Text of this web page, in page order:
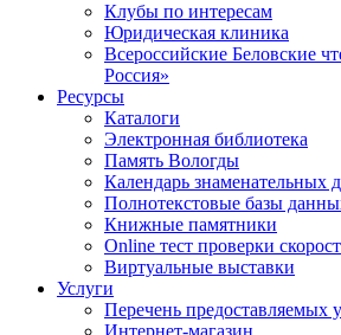
Клубы по интересам
Юридическая клиника
Всероссийские Беловские
Россия»
Ресурсы
Каталоги
Электронная библиотека
Память Вологды
Календарь знаменательных
Полнотекстовые базы
Книжные памятники
Online тест проверки
Виртуальные выставки
Услуги
Перечень предоставляемых
Интернет-магазин